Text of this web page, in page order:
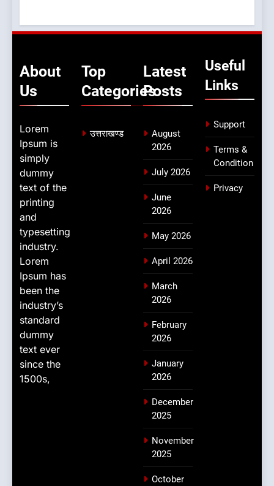
About
Us
Lorem
Ipsum is
simply
dummy
text of the
printing
and
typesetting
industry.
Lorem
Ipsum has
been the
industry’s
standard
dummy
text ever
since the
1500s,
Top
Categories
उत्तराखण्ड
Latest
Posts
August
2026
July 2026
June
2026
May 2026
April 2026
March
2026
February
2026
January
2026
December
2025
November
2025
October
Useful
Links
Support
Terms &
Condition
Privacy